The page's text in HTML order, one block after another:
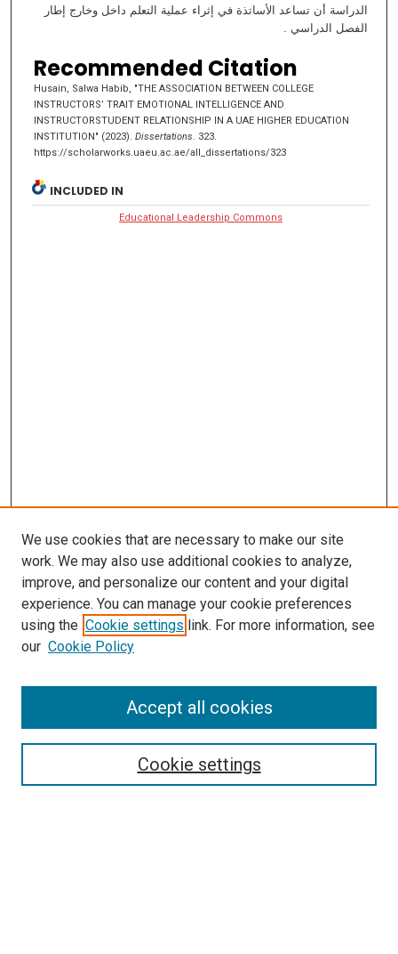
الدراسة أن تساعد الأساتذة في إثراء عملية التعلم داخل وخارج إطار
الفصل الدراسي .
Recommended Citation
Husain, Salwa Habib, "THE ASSOCIATION BETWEEN COLLEGE
INSTRUCTORS’ TRAIT EMOTIONAL INTELLIGENCE AND
INSTRUCTORSTUDENT RELATIONSHIP IN A UAE HIGHER EDUCATION
INSTITUTION" (2023). Dissertations. 323.
https://scholarworks.uaeu.ac.ae/all_dissertations/323
INCLUDED IN
Educational Leadership Commons
We use cookies that are necessary to make our site
work. We may also use additional cookies to analyze,
improve, and personalize our content and your digital
experience. You can manage your cookie preferences
using the Cookie settings link. For more information, see
our Cookie Policy
Cookie settings
Accept all cookies